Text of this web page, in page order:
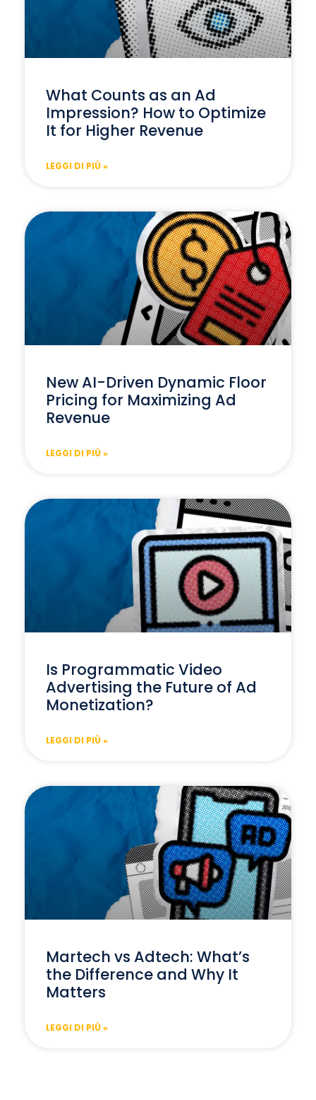
What Counts as an Ad
Impression? How to Optimize
It for Higher Revenue
LEGGI DI PIÙ »
New AI-Driven Dynamic Floor
Pricing for Maximizing Ad
Revenue
LEGGI DI PIÙ »
Is Programmatic Video
Advertising the Future of Ad
Monetization?
LEGGI DI PIÙ »
Martech vs Adtech: What’s
the Difference and Why It
Matters
LEGGI DI PIÙ »